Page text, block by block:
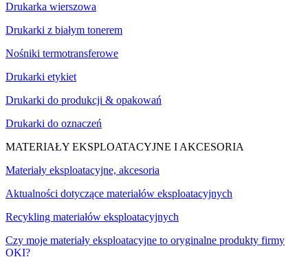
Drukarka wierszowa
Drukarki z białym tonerem
Nośniki termotransferowe
Drukarki etykiet
Drukarki do produkcji & opakowań
Drukarki do oznaczeń
MATERIAŁY EKSPLOATACYJNE I AKCESORIA
Materiały eksploatacyjne, akcesoria
Aktualności dotyczące materiałów eksploatacyjnych
Recykling materiałów eksploatacyjnych
Czy moje materiały eksploatacyjne to oryginalne produkty firmy
OKI?